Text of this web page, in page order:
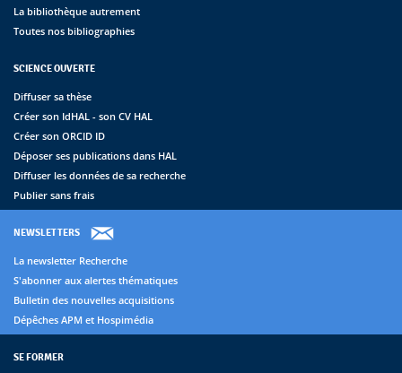
La bibliothèque autrement
Toutes nos bibliographies
SCIENCE OUVERTE
Diffuser sa thèse
Créer son IdHAL - son CV HAL
Créer son ORCID ID
Déposer ses publications dans HAL
Diffuser les données de sa recherche
Publier sans frais
NEWSLETTERS
La newsletter Recherche
S'abonner aux alertes thématiques
Bulletin des nouvelles acquisitions
Dépêches APM et Hospimédia
SE FORMER